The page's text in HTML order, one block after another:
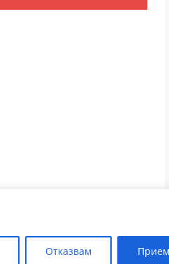
Отказвам
ЗЪБОЛЕКАР ПЛОВДИВ